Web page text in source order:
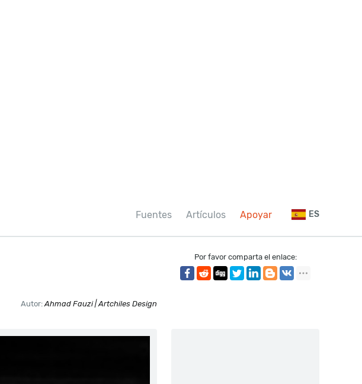
Fuentes Artículos Apoyar ES
Autor:Ahmad Fauzi | Artchiles Design
Por favor comparta el enlace: